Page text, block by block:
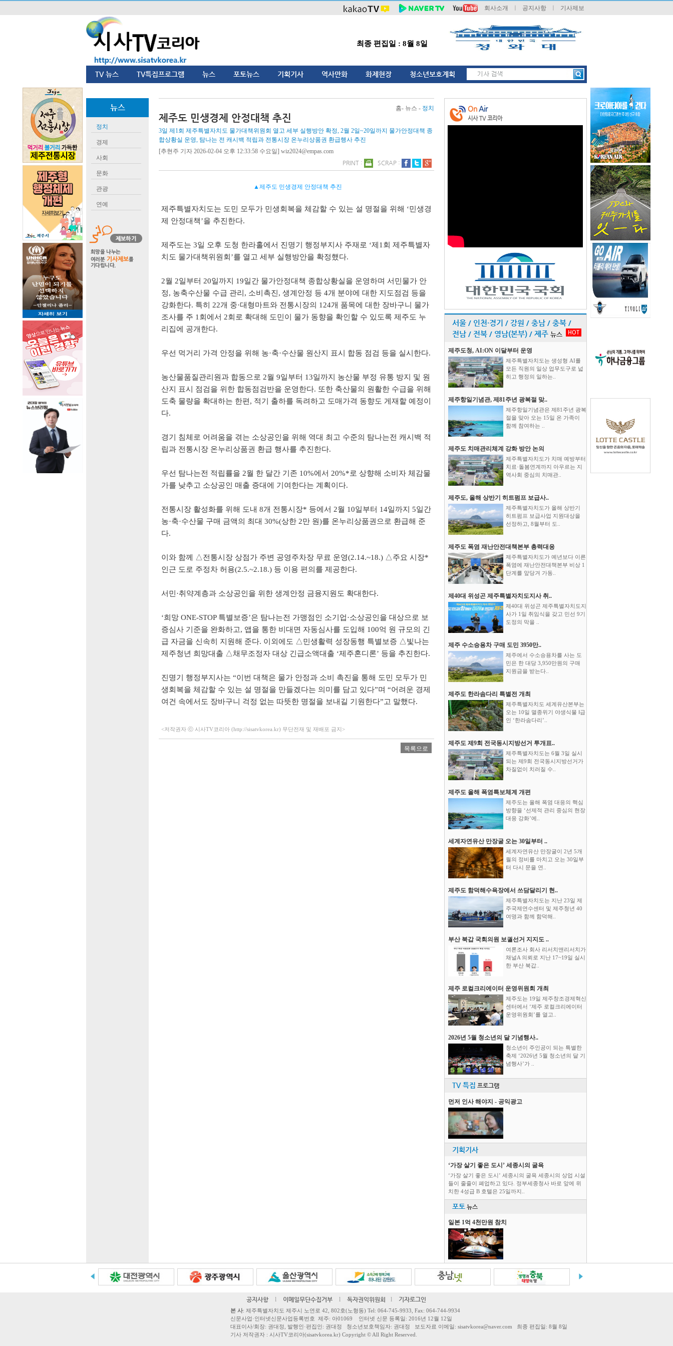
회사소개 공지사항 기사제보
최종 편집일 : 8월 8일
TV 뉴스 TV특집프로그램 뉴스 포토뉴스 기획기사 역사만화 화제현장 청소년보호계획
뉴스
정치
경제
사회
문화
관광
연예
홈- 뉴스 - 정치
제주도 민생경제 안정대책 추진
3일 제1회 제주특별자치도 물가대책위원회 열고 세부 실행방안 확정, 2월 2일~20일까지 물가안정대책 종
합상황실 운영, 탐나는 전 캐시백 적립과 전통시장 온누리상품권 환급행사 추진
[추현주 기자 2026-02-04 오후 12:33:58 수요일] wiz2024@empas.com
PRINT :
SCRAP :
▲제주도 민생경제 안정대책 추진
제주특별자치도는 도민 모두가 민생회복을 체감할 수 있는 설 명절을 위해 ‘민생경
제 안정대책’을 추진한다.
제주도는 3일 오후 도청 한라홀에서 진명기 행정부지사 주재로 ‘제 1 회 제주특별자
치도 물가대책위원회 ’를 열고 세부 실행방안을 확정했다.
2월 2일부터 20일까지 19일간 물가안정대책 종합상황실을 운영하며 서민물가 안
정, 농축수산물 수급 관리 , 소비촉진 , 생계안정 등 4개 분야에 대한 지도점검 등을
강화한다. 특히 22개 중·대형마트와 전통시장의 124개 품목에 대한 장바구니 물가
조사를 주 1 회에서 2회로 확대해 도민이 물가 동향을 확인할 수 있도록 제주도 누
리집에 공개한다.
우선 먹거리 가격 안정을 위해 농·축·수산물 원산지 표시 합동 점검 등을 실시한다.
농산물품질관리원과 합동으로 2월 9일부터 13일까지 농산물 부정 유통 방지 및 원
산지 표시 점검을 위한 합동점검반을 운영한다. 또한 축산물의 원활한 수급을 위해
도축 물량을 확대하는 한편 , 적기 출하를 독려하고 도매가격 동향도 게재할 예정이
다.
경기 침체로 어려움을 겪는 소상공인을 위해 역대 최고 수준의 탐나는전 캐시백 적
립과 전통시장 온누리상품권 환급 행사를 추진한다.
우선 탐나는전 적립률을 2월 한 달간 기존 10%에서 20%*로 상향해 소비자 체감물
가를 낮추고 소상공인 매출 증대에 기여한다는 계획이다.
전통시장 활성화를 위해 도내 8개 전통시장* 등에서 2월 10일부터 14일까지 5일간
농·축·수산물 구매 금액의 최대 30%(상한 2만 원)를 온누리상품권으로 환급해 준
다.
이와 함께 △전통시장 상점가 주변 공영주차장 무료 운영(2.14.~18.) △주요 시장*
인근 도로 주정차 허용(2.5.~2.18.) 등 이용 편의를 제공한다.
서민 ·취약계층과 소상공인을 위한 생계안정 금융지원도 확대한다.
‘희망 ONE-STOP 특별보증’은 탐나는전 가맹점인 소기업·소상공인을 대상으로 보
증심사 기준을 완화하고, 앱을 통한 비대면 자동심사를 도입해 100억 원 규모의 긴
급 자금을 신속히 지원해 준다. 이외에도 △민생활력 성장동행 특별보증 △빛나는
제주청년 희망대출 △채무조정자 대상 긴급소액대출 ‘제주혼디론’ 등을 추진한다.
진명기 행정부지사는 “이번 대책은 물가 안정과 소비 촉진을 통해 도민 모두가 민
생회복을 체감할 수 있는 설 명절을 만들겠다는 의미를 담고 있다”며 “어려운 경제
여건 속에서도 장바구니 걱정 없는 따뜻한 명절을 보내길 기원한다”고 말했다.
<저작권자 ⓒ 시사TV코리아 (http://sisatvkorea.kr) 무단전재 및 재배포 금지>
목록으로
On Air
시사 TV 코리아
서울 / 인천·경기 / 강원 / 충남 / 충북 /
전남 / 전북 / 영남(본부) / 제주 뉴스 HOT
제주도청, AI:ON 이달부터 운영
제주특별자치도는 생성형 AI를
모든 직원의 일상 업무도구로 넓
히고 행정의 일하는..
제주항일기념관, 제81주년 광복절 맞..
제주항일기념관은 제81주년 광복
절을 맞아 오는 15일 온 가족이
함께 참여하는 ..
제주도 치매관리체계 강화 방안 논의
제주특별자치도가 치매 예방부터
치료·돌봄연계까지 아우르는 지
역사회 중심의 치매관..
제주도, 올해 상반기 히트펌프 보급사..
제주특별자치도가 올해 상반기
히트펌프 보급사업 지원대상을
선정하고, 8월부터 도..
제주도 폭염 재난안전대책본부 총력대응
제주특별자치도가 예년보다 이른
폭염에 재난안전대책본부 비상 1
단계를 앞당겨 가동..
제40대 위성곤 제주특별자치도지사 취..
제40대 위성곤 제주특별자치도지
사가 1일 취임식을 갖고 민선 9기
도정의 막을 ..
제주 수소승용차 구매 도민 3950만..
제주에서 수소승용차를 사는 도
민은 한 대당 3,950만원의 구매
지원금을 받는다..
제주도 한라솜다리 특별전 개최
제주특별자치도 세계유산본부는
오는 10일 멸종위기 야생식물 Ⅰ급
인 ‘한라솜다리’..
제주도 제9회 전국동시지방선거 투개표..
제주특별자치도는 6월 3일 실시
되는 제9회 전국동시지방선거가
차질없이 치러질 수..
제주도 올해 폭염특보체계 개편
제주도는 올해 폭염 대응의 핵심
방향을 ‘선제적 관리 중심의 현장
대응 강화’에..
세계자연유산 만장굴 오는 30일부터 ..
세계자연유산 만장굴이 2년 5개
월의 정비를 마치고 오는 30일부
터 다시 문을 연..
제주도 함덕해수욕장에서 쓰담달리기 현..
제주특별자치도는 지난 23일 제
주국제연수센터 및 제주청년 40
여명과 함께 함덕해..
부산 북갑 국회의원 보궐선거 지지도 ..
여론조사 회사 리서치앤리서치가
채널A 의뢰로 지난 17~19일 실시
한 부산 북갑..
제주 로컬크리에이터 운영위원회 개최
제주도는 19일 제주창조경제혁신
센터에서 ‘제주 로컬크리에이터
운영위원회’를 열고..
2026년 5월 청소년의 달 기념행사..
청소년이 주인공이 되는 특별한
축제 ‘2026년 5월 청소년의 달 기
념행사’가 ..
TV 특집 프로그램
먼저 인사 해야지 - 공익광고
기획기사
‘가장 살기 좋은 도시’ 세종시의 굴욕
‘가장 살기 좋은 도시’ 세종시의 굴욕 세종시의 상업 시설
들이 줄줄이 폐업하고 있다. 정부세종청사 바로 앞에 위
치한 4성급 B 호텔은 25일까지..
포토 뉴스
일본 1억 4천만원 참치
공지사항 l 이메일무단수집거부 l 독자권익위원회 l 기자로그인
본 사: 제주특별자치도 제주시 노연로 42, 802호(노형동) Tel: 064-745-9933, Fax: 064-744-9934
신문사업·인터넷신문사업등록번호 제주: 아01069 인터넷 신문 등록일: 2016년 12월 12일
대표이사/회장: 권대정, 발행인·편집인: 권대정 청소년보호책임자: 권대정 보도자료 이메일: sisatvkorea@naver.com 최종 편집일: 8월 8일
기사 저작권자 : 시사TV코리아(sisatvkorea.kr) Copyright © All Right Reserved.